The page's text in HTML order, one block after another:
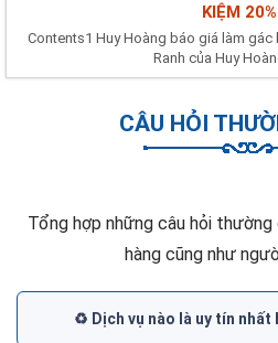
KIỆM 20%
Contents1 Huy Hoàng báo giá làm
Ranh của Huy
CÂU HỎI
Tổng hợp những câu hỏi
hàng cũng như
♻️ Dịch vụ nào là uy tín nhất